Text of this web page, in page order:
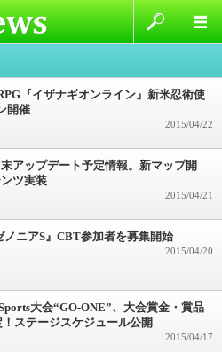
『イザナギオンライン』新米忍術使
開催
2015/04/22
アップデート予定情報。新マップ開
ツ実装
2015/04/21
ノニアS』CBT参加者を募集開始
2015/04/20
大会“GO-ONE”、大会賞金・賞品
ステージスケジュール公開
2015/04/17